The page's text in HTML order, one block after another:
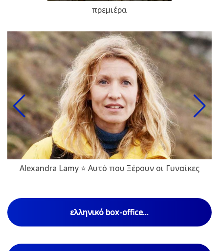
πρεμιέρα
Alexandra Lamy ⭐ Αυτό που Ξέρουν οι Γυναίκες
ελληνικό box-office...